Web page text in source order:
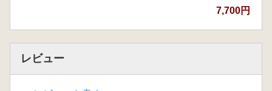
7,700円
レビュー